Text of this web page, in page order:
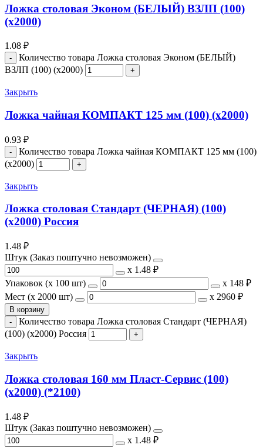
Ложка столовая Эконом (БЕЛЫЙ) ВЗЛП (100)
(х2000)
1.08 ₽
Количество товара Ложка столовая Эконом (БЕЛЫЙ)
ВЗЛП (100) (х2000)
Закрыть
Ложка чайная КОМПАКТ 125 мм (100) (х2000)
0.93 ₽
Количество товара Ложка чайная КОМПАКТ 125 мм (100)
(х2000)
Закрыть
Ложка столовая Стандарт (ЧЕРНАЯ) (100)
(х2000) Россия
1.48 ₽
Штук (Заказ поштучно невозможен)
х 1.48 ₽
Упаковок (x 100 шт)
х 148 ₽
Мест (x 2000 шт)
х 2960 ₽
В корзину
Количество товара Ложка столовая Стандарт (ЧЕРНАЯ)
(100) (х2000) Россия
Закрыть
Ложка столовая 160 мм Пласт-Сервис (100)
(х2000) (*2100)
1.48 ₽
Штук (Заказ поштучно невозможен)
х 1.48 ₽